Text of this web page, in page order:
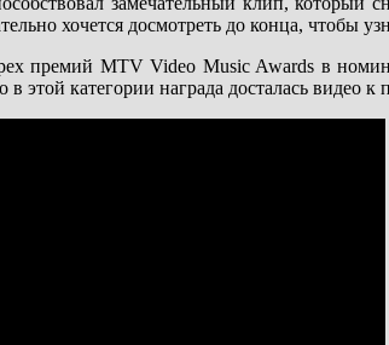
хочется досмотреть до конца, чтобы
премий MTV Video Music Awards в
в этой категории награда досталась видео